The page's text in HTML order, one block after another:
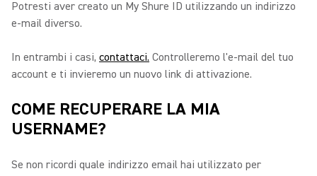
Potresti aver creato un My Shure ID utilizzando un indirizzo
e-mail diverso.
In entrambi i casi, contattaci. Controlleremo l'e-mail del tuo
account e ti invieremo un nuovo link di attivazione.
COME RECUPERARE LA MIA
USERNAME?
Se non ricordi quale indirizzo email hai utilizzato per